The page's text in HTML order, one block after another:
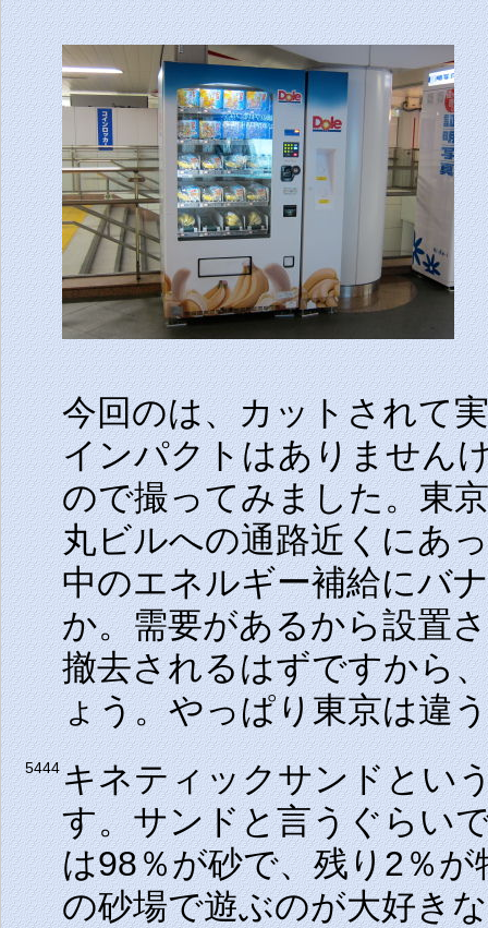
今回のは、カットされて
インパクトはありません
ので撮ってみました。東
丸ビルへの通路近くにあ
中のエネルギー補給にバ
か。需要があるから設置
撤去されるはずですから
ょう。やっぱり東京は違
5444キネティックサンドとい
す。サンドと言うぐらい
は98％が砂で、残り2％
の砂場で遊ぶのが大好き